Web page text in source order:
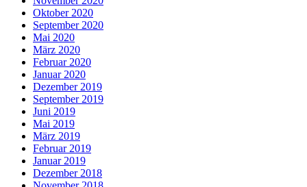
Oktober 2020
September 2020
Mai 2020
März 2020
Februar 2020
Januar 2020
Dezember 2019
September 2019
Juni 2019
Mai 2019
März 2019
Februar 2019
Januar 2019
Dezember 2018